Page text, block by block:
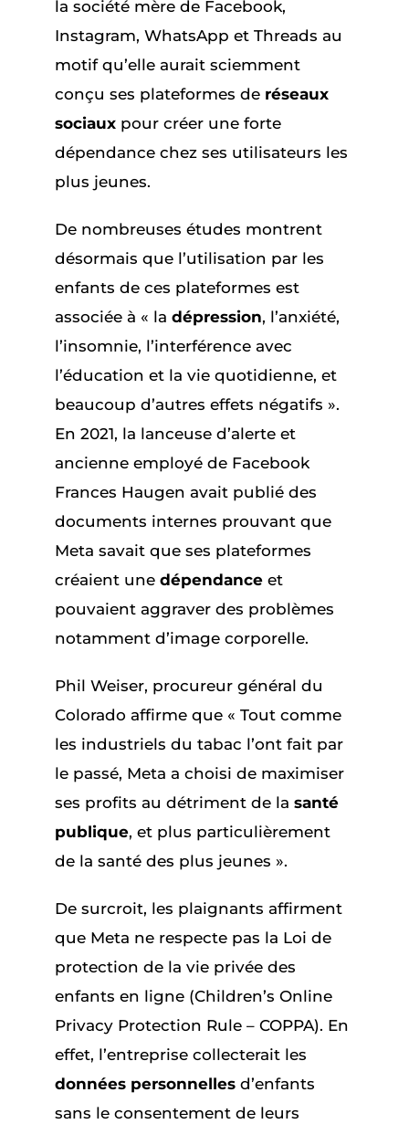
la société mère de Facebook,
Instagram, WhatsApp et Threads au
motif qu’elle aurait sciemment
conçu ses plateformes de réseaux
sociaux pour créer une forte
dépendance chez ses utilisateurs les
plus jeunes.
De nombreuses études montrent
désormais que l’utilisation par les
enfants de ces plateformes est
associée à « la dépression, l’anxiété,
l’insomnie, l’interférence avec
l’éducation et la vie quotidienne, et
beaucoup d’autres effets négatifs ».
En 2021, la lanceuse d’alerte et
ancienne employé de Facebook
Frances Haugen avait publié des
documents internes prouvant que
Meta savait que ses plateformes
créaient une dépendance et
pouvaient aggraver des problèmes
notamment d’image corporelle.
Phil Weiser, procureur général du
Colorado affirme que « Tout comme
les industriels du tabac l’ont fait par
le passé, Meta a choisi de maximiser
ses profits au détriment de la santé
publique, et plus particulièrement
de la santé des plus jeunes ».
De surcroit, les plaignants affirment
que Meta ne respecte pas la Loi de
protection de la vie privée des
enfants en ligne (Children’s Online
Privacy Protection Rule – COPPA). En
effet, l’entreprise collecterait les
données personnelles d’enfants
sans le consentement de leurs